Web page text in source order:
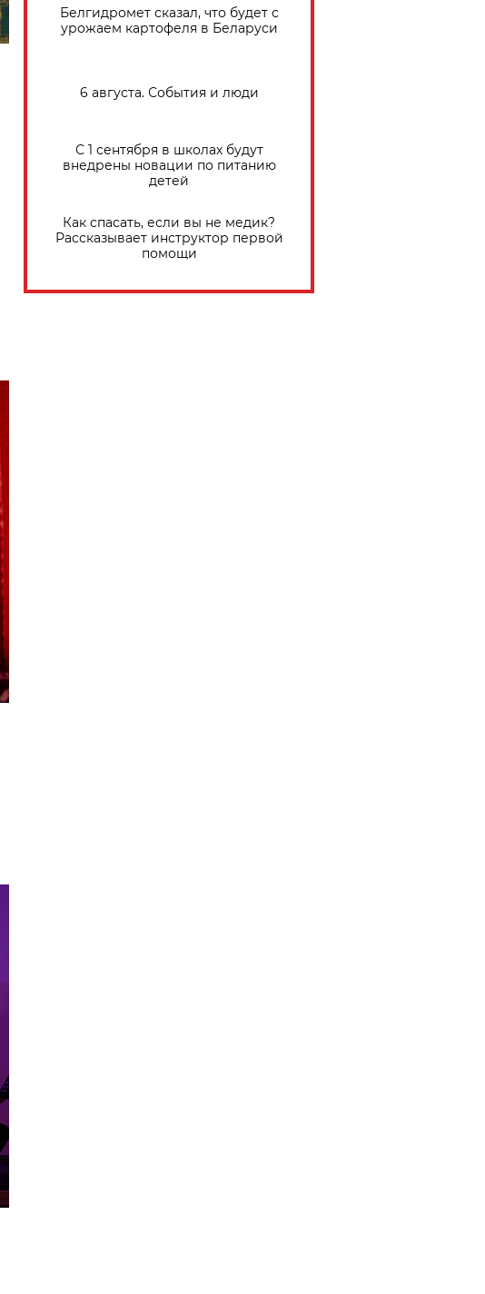
Белгидромет сказал, что будет с
урожаем картофеля в Беларуси
6 августа. События и люди
С 1 сентября в школах будут
внедрены новации по питанию
детей
Как спасать, если вы не медик?
Рассказывает инструктор первой
помощи